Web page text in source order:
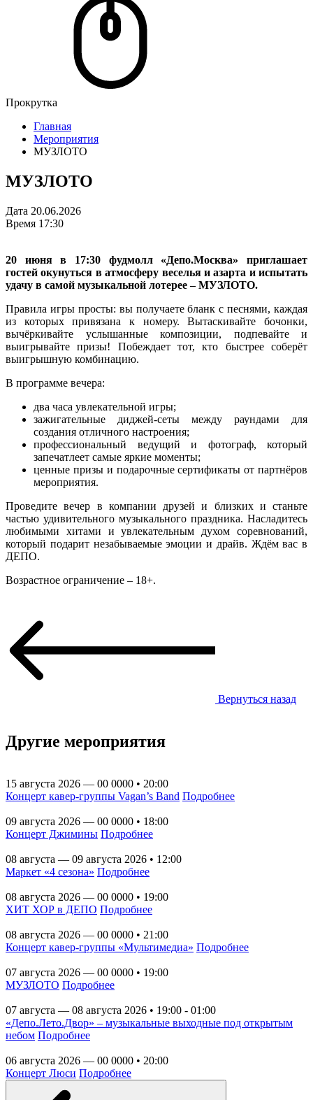
Прокрутка
Главная
Мероприятия
МУЗЛОТО
МУЗЛОТО
Дата 20.06.2026
Время 17:30
20 июня в 17:30 фудмолл «Депо.Москва» приглашает
гостей окунуться в атмосферу веселья и азарта и испытать
удачу в самой музыкальной лотерее – МУЗЛОТО.
Правила игры просты: вы получаете бланк с песнями, каждая
из которых привязана к номеру. Вытаскивайте бочонки,
вычёркивайте услышанные композиции, подпевайте и
выигрывайте призы! Побеждает тот, кто быстрее соберёт
выигрышную комбинацию.
В программе вечера:
два часа увлекательной игры;
зажигательные диджей-сеты между раундами для
создания отличного настроения;
профессиональный ведущий и фотограф, который
запечатлеет самые яркие моменты;
ценные призы и подарочные сертификаты от партнёров
мероприятия.
Проведите вечер в компании друзей и близких и станьте
частью удивительного музыкального праздника. Насладитесь
любимыми хитами и увлекательным духом соревнований,
который подарит незабываемые эмоции и драйв. Ждём вас в
ДЕПО.
Возрастное ограничение – 18+.
Вернуться назад
Другие мероприятия
15 августа 2026 — 00 0000 • 20:00
Концерт кавер-группы Vagan’s Band Подробнее
09 августа 2026 — 00 0000 • 18:00
Концерт Джимины Подробнее
08 августа — 09 августа 2026 • 12:00
Маркет «4 сезона» Подробнее
08 августа 2026 — 00 0000 • 19:00
ХИТ ХОР в ДЕПО Подробнее
08 августа 2026 — 00 0000 • 21:00
Концерт кавер-группы «Мультимедиа» Подробнее
07 августа 2026 — 00 0000 • 19:00
МУЗЛОТО Подробнее
07 августа — 08 августа 2026 • 19:00 - 01:00
«Депо.Лето.Двор» – музыкальные выходные под открытым
небом Подробнее
06 августа 2026 — 00 0000 • 20:00
Концерт Люси Подробнее